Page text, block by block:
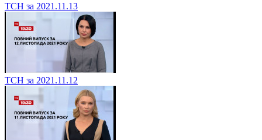
ТСН за 2021.11.13
ТСН за 2021.11.12